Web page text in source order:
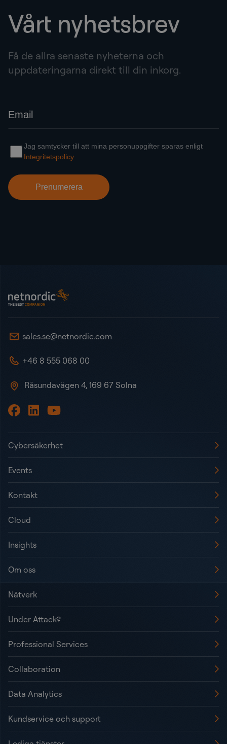
Vårt nyhetsbrev
Få de allra senaste nyheterna och
uppdateringarna direkt till din inkorg.
NetNordic Sweden
sales.se@netnordic.com
+46 8 555 068 00
Råsundavägen 4, 169 67 Solna
Cybersäkerhet
Events
Kontakt
Cloud
Insights
Om oss
Nätverk
Under Attack?
Professional Services
Collaboration
Data Analytics
Kundservice och support